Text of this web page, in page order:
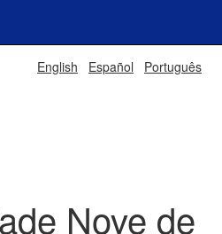
English Español Português
Nove de